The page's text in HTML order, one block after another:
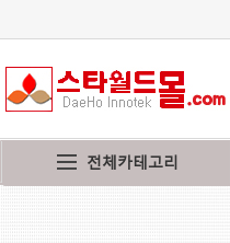
전체카테고리